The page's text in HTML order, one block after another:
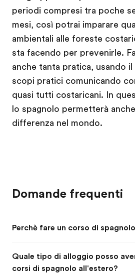
periodi compresi tra poche
mesi, così potrai imparare
ambientali alle foreste
sta facendo per prevenirle.
anche tanta pratica, usando
scopi pratici comunicando
quasi tutti costaricani. In
lo spagnolo permetterà
differenza nel mondo.
Domande frequenti
Perchè fare un corso di
Quale tipo di alloggio posso
corsi di spagnolo all'estero?